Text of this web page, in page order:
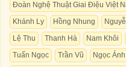
Đoàn Nghệ Thuật Giai Điệu Việt
Khánh Ly
Hồng Nhung
Lệ Thu
Thanh Hà Nam Khôi
Tuấn Ngọc
Trần Vũ
Ngọc Ánh